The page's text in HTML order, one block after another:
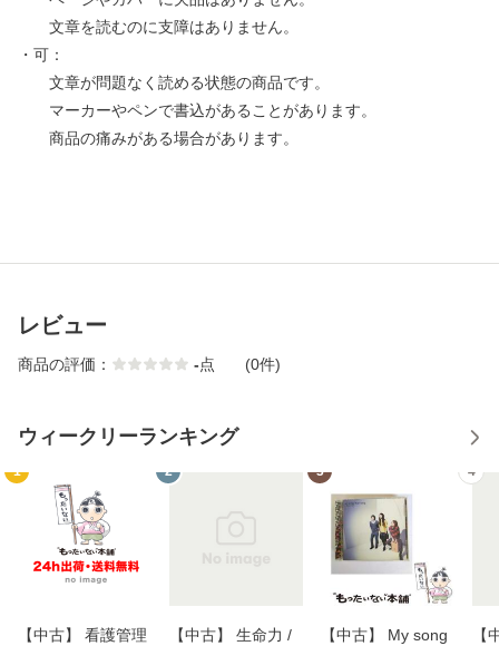
文章を読むのに支障はありません。
・可：
文章が問題なく読める状態の商品です。
マーカーやペンで書込があることがあります。
商品の痛みがある場合があります。
レビュー
商品の評価： -点 (0件)
ウィークリーランキング
1
【中古】 看護管理
2
【中古】 生命力 /
3
【中古】 My song
4
【